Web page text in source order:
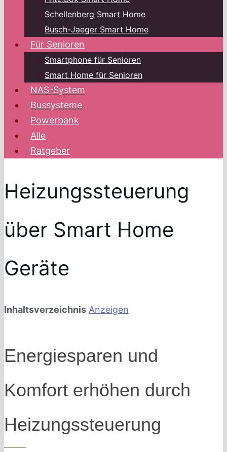
Schellenberg Smart Home
Busch-Jaeger Smart Home
Für Senioren
Smartphone für Senioren
Smart Home für Senioren
NAS-System
Bussysteme
Powerbank
Alle
Ratgeber
Heizungssteuerung
über Smart Home
Geräte
Inhaltsverzeichnis Anzeigen
Energiesparen und
Komfort erhöhen durch
Heizungssteuerung